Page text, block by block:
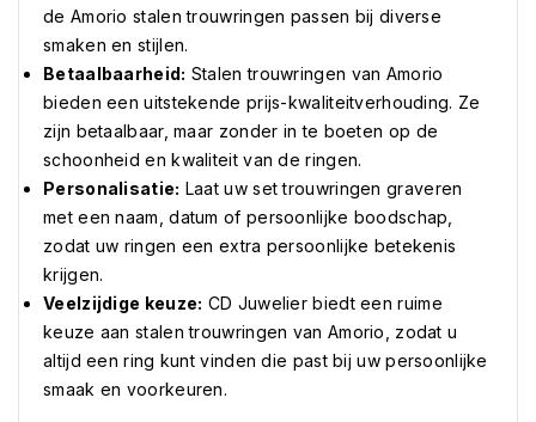
de Amorio stalen trouwringen passen bij diverse
smaken en stijlen.
Betaalbaarheid: Stalen trouwringen van Amorio
bieden een uitstekende prijs-kwaliteitverhouding. Ze
zijn betaalbaar, maar zonder in te boeten op de
schoonheid en kwaliteit van de ringen.
Personalisatie: Laat uw set trouwringen graveren
met een naam, datum of persoonlijke boodschap,
zodat uw ringen een extra persoonlijke betekenis
krijgen.
Veelzijdige keuze: CD Juwelier biedt een ruime
keuze aan stalen trouwringen van Amorio, zodat u
altijd een ring kunt vinden die past bij uw persoonlijke
smaak en voorkeuren.